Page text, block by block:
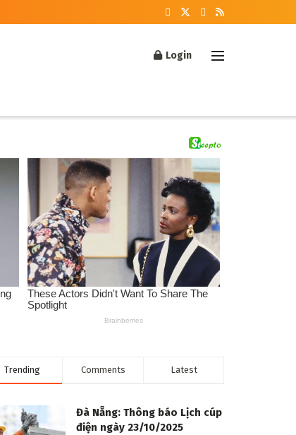
Login
Trending Comments Latest
Đà Nẵng: Thông báo Lịch cúp
điện ngày 23/10/2025